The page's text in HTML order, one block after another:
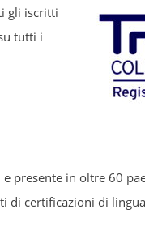
gli iscritti
tutti i
presente in oltre 60
di certificazioni di